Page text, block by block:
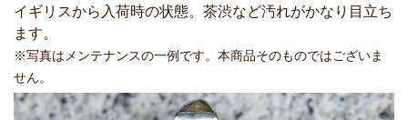
イギリスから入荷時の状態。茶渋など汚れがかなり目立ち
ます。
※写真はメンテナンスの一例です。本商品そのものではございま
せん。